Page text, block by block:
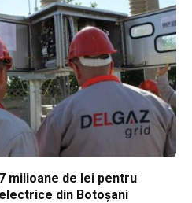
milioane de lei pentru
din Botoșani